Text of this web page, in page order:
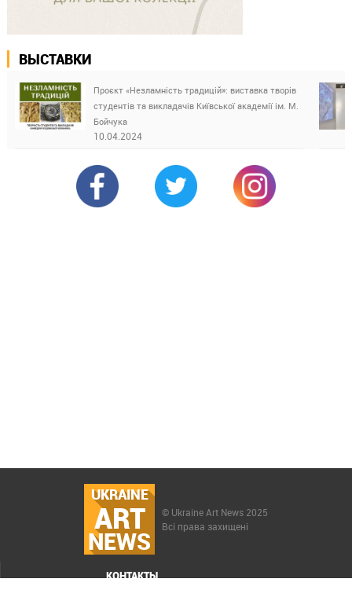
ВЫСТАВКИ
Проєкт «Незламність традицій»: виставка творів
студентів та викладачів Київської академії ім. М.
Бойчука
10.04.2024
UKRAINE
ART
NEWS
© Ukraine Art News 2025
Всі права захищені
КОНТАКТЫ